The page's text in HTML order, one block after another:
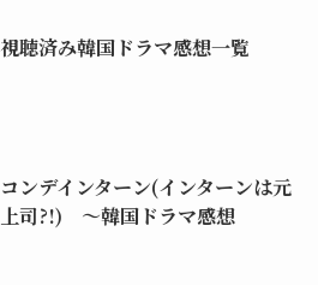
視聴済み韓国ドラマ感想一覧
コンデインターン(インターンは元
上司?!) ～韓国ドラマ感想